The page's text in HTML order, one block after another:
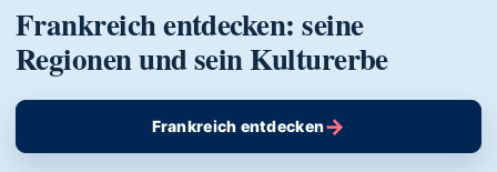
Frankreich entdecken: seine
Regionen und sein Kulturerbe
Frankreich entdecken→